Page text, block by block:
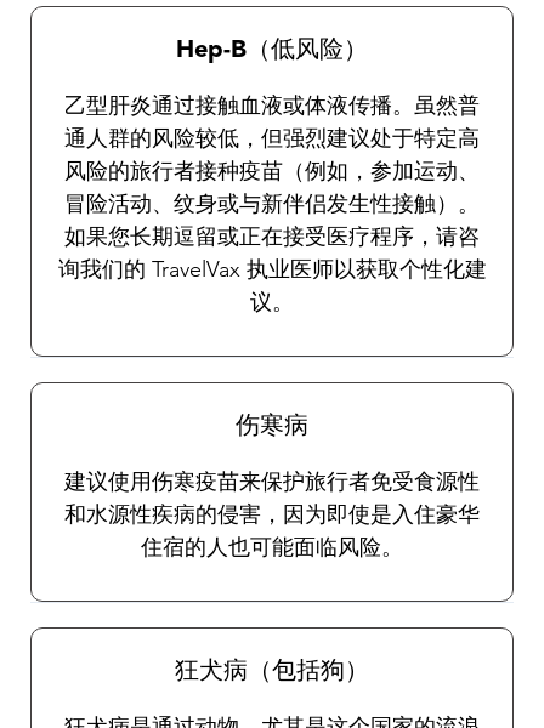
Hep-B（低风险）
乙型肝炎通过接触血液或体液传播。虽然普
通人群的风险较低，但强烈建议处于特定高
风险的旅行者接种疫苗（例如，参加运动、
冒险活动、纹身或与新伴侣发生性接触）。
如果您长期逗留或正在接受医疗程序，请咨
询我们的 TravelVax 执业医师以获取个性化建
议。
伤寒病
建议使用伤寒疫苗来保护旅行者免受食源性
和水源性疾病的侵害，因为即使是入住豪华
住宿的人也可能面临风险。
狂犬病（包括狗）